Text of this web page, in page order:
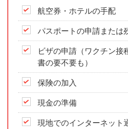
航空券・ホテルの手配
パスポートの申請または
ビザの申請（ワクチン接
書の要不要も）
保険の加入
現金の準備
現地でのインターネット